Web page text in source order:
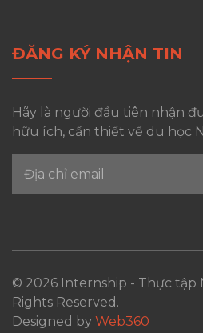
ĐĂNG KÝ NHẬN TIN
Hãy là người đầu tiên nhận
hữu ích, cần thiết về du học
© 2026 Internship - Thực tập
Rights Reserved.
Designed by Web360